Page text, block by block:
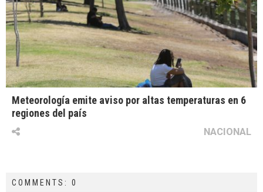
Meteorología emite aviso por altas temperaturas en 6
regiones del país
NACIONAL
COMMENTS: 0